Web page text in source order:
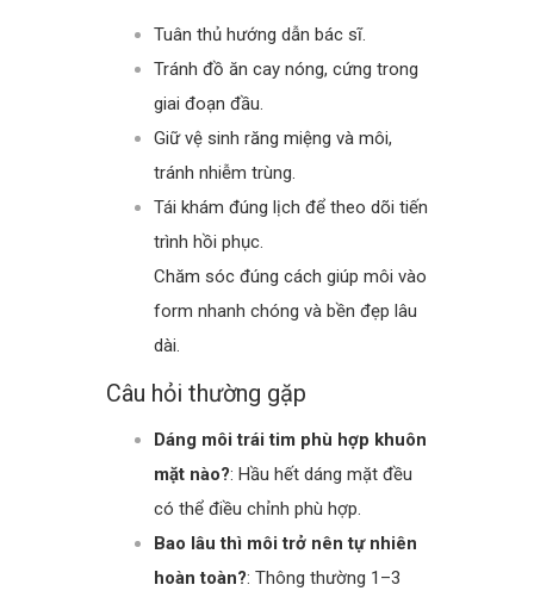
Tuân thủ hướng dẫn bác sĩ.
Tránh đồ ăn cay nóng, cứng trong
giai đoạn đầu.
Giữ vệ sinh răng miệng và môi,
tránh nhiễm trùng.
Tái khám đúng lịch để theo dõi tiến
trình hồi phục.
Chăm sóc đúng cách giúp môi vào
form nhanh chóng và bền đẹp lâu
dài.
Câu hỏi thường gặp
Dáng môi trái tim phù hợp khuôn
mặt nào?: Hầu hết dáng mặt đều
có thể điều chỉnh phù hợp.
Bao lâu thì môi trở nên tự nhiên
hoàn toàn?: Thông thường 1–3